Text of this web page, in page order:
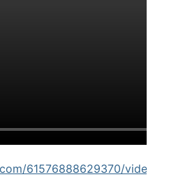
61576888629370/videos/